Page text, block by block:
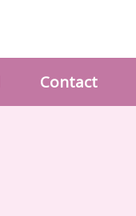
Contact